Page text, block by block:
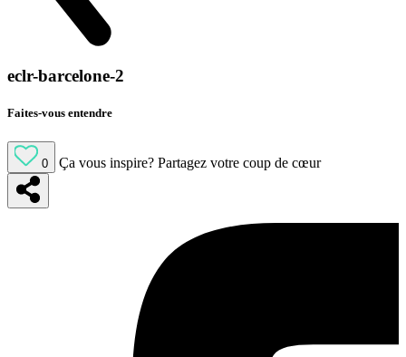
eclr-barcelone-2
Faites-vous entendre
0 Ça vous inspire? Partagez votre coup de cœur